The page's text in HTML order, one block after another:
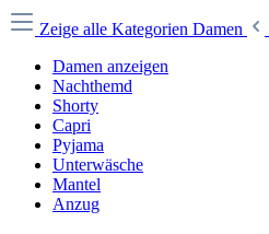
Zeige alle Kategorien Damen
Damen anzeigen
Nachthemd
Shorty
Capri
Pyjama
Unterwäsche
Mantel
Anzug